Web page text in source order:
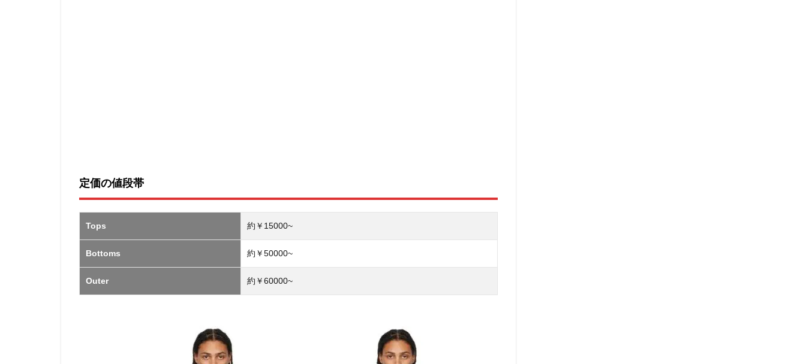
定価の値段帯
Tops 約￥15000~
Bottoms 約￥50000~
Outer 約￥60000~